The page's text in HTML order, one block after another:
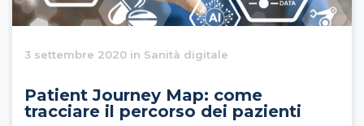
3 settembre 2020 in Sanità digitale
Patient Journey Map: come
tracciare il percorso dei pazienti